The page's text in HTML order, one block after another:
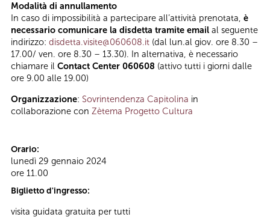
Modalità di annullamento
In caso di impossibilità a partecipare all’attività prenotata, è
necessario comunicare la disdetta tramite email al seguente
indirizzo: disdetta.visite@060608.it (dal lun.al giov. ore 8.30 –
17.00/ ven. ore 8.30 – 13.30). In alternativa, è necessario
chiamare il Contact Center 060608 (attivo tutti i giorni dalle
ore 9.00 alle 19.00)
Organizzazione: Sovrintendenza Capitolina in
collaborazione con Zètema Progetto Cultura
Orario:
lunedì 29 gennaio 2024
ore 11.00
Biglietto d'ingresso:
visita guidata gratuita per tutti